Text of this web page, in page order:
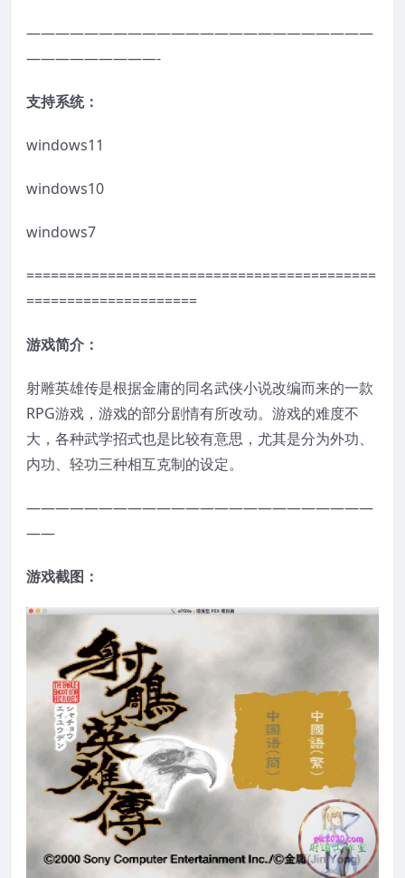
————————————————————————
—————————-
支持系统：
windows11
windows10
windows7
===========================================
=====================
游戏简介：
射雕英雄传是根据金庸的同名武侠小说改编而来的一款
RPG游戏，游戏的部分剧情有所改动。游戏的难度不
大，各种武学招式也是比较有意思，尤其是分为外功、
内功、轻功三种相互克制的设定。
————————————————————————
——
游戏截图：